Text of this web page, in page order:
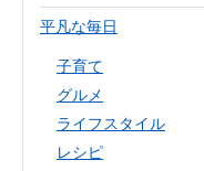
平凡な毎日
子育て
グルメ
ライフスタイル
レシピ